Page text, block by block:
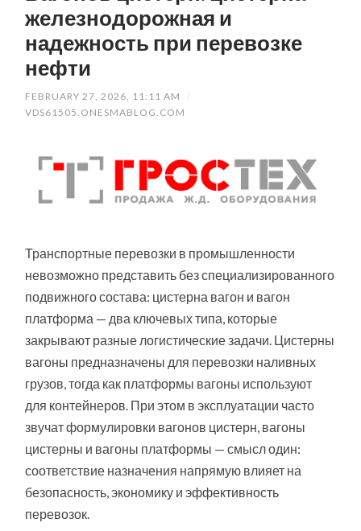
железнодорожная и
надежность при перевозке
нефти
FEBRUARY 27, 2026, 11:11 AM
/
VDS61505.ONESMABLOG.COM
Транспортные перевозки в промышленности
невозможно представить без специализированного
подвижного состава: цистерна вагон и вагон
платформа — два ключевых типа, которые
закрывают разные логистические задачи. Цистерны
вагоны предназначены для перевозки наливных
грузов, тогда как платформы вагоны используют
для контейнеров. При этом в эксплуатации часто
звучат формулировки вагонов цистерн, вагоны
цистерны и вагоны платформы — смысл один:
соответствие назначения напрямую влияет на
безопасность, экономику и эффективность
перевозок.